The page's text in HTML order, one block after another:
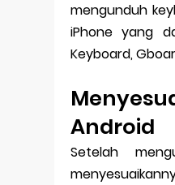
mengunduh
iPhone yang
Keyboard,
Android
Setelah